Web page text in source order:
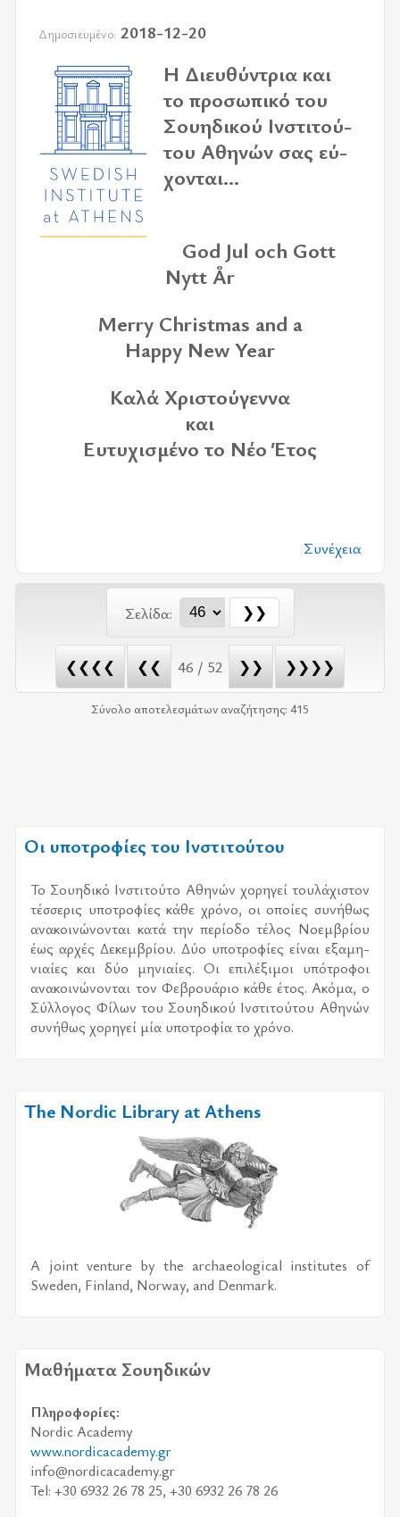
Δημοσιευμένο: 2018-12-20
Η Διευ­θύ­ντρια και
το προ­σω­πι­κό του
Σου­η­δι­κού Ινστι­τού­
του Αθη­νών σας εύ­
χο­νται...
God Jul och Gott
Nytt År
Merry Christmas and a
Happy New Year
Kαλά Χρι­στού­γεν­να
και
Ευτυ­χι­σμέ­νο το Νέο Έτος
Συνέχεια
Σελίδα:
❮❮❮❮ ❮❮ 46 / 52 ❯❯ ❯❯❯❯
Σύνολο αποτελεσμάτων αναζήτησης: 415
Οι υποτροφίες του Ινστιτούτου
Το Σου­η­δι­κό Ινστι­τού­το Αθη­νών χο­ρη­γεί του­λά­χι­στον
τέσ­σε­ρις υπο­τρο­φί­ες κάθε χρό­νο, οι οποί­ες συ­νή­θως
ανα­κοι­νώ­νο­νται κατά την πε­ρί­ο­δο τέ­λος Νοεμ­βρί­ου
έως αρ­χές Δεκεμ­βρί­ου. Δύο υπο­τρο­φί­ες εί­ναι εξα­μη­
νιαί­ες και δύο μη­νιαί­ες. Οι επι­λέ­ξι­μοι υπό­τρο­φοι
ανα­κοι­νώ­νο­νται τον Φεβρουά­ριο κάθε έτος. Ακόμα, ο
Σύλ­λο­γος Φίλων του Σου­η­δι­κού Ινστι­τού­του Αθη­νών
συ­νή­θως χο­ρη­γεί μία υπο­τρο­φία το χρό­νο.
The Nordic Library at Athens
A joint venture by the archaeological institutes of
Sweden, Finland, Norway, and Denmark.
Μαθήματα Σουηδικών
Πλη­ρο­φο­ρί­ες:
Nordic Academy
www.nordicacademy.gr
info@nordicacademy.gr
Tel: +30 6932 26 78 25, +30 6932 26 78 26